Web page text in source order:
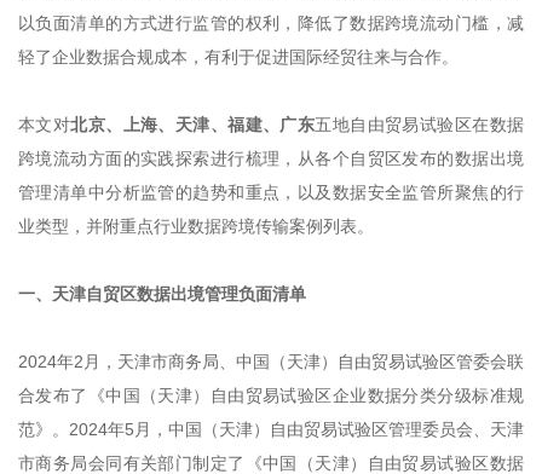
以负面清单的方式进行监管的权利，降低了数据跨境流动门槛，减
轻了企业数据合规成本，有利于促进国际经贸往来与合作。
本文对北京、上海、天津、福建、广东五地自由贸易试验区在数据
跨境流动方面的实践探索进行梳理，从各个自贸区发布的数据出境
管理清单中分析监管的趋势和重点，以及数据安全监管所聚焦的行
业类型，并附重点行业数据跨境传输案例列表。
一、天津自贸区数据出境管理负面清单
2024年2月，天津市商务局、中国（天津）自由贸易试验区管委会联
合发布了《中国（天津）自由贸易试验区企业数据分类分级标准规
范》。2024年5月，中国（天津）自由贸易试验区管理委员会、天津
市商务局会同有关部门制定了《中国（天津）自由贸易试验区数据